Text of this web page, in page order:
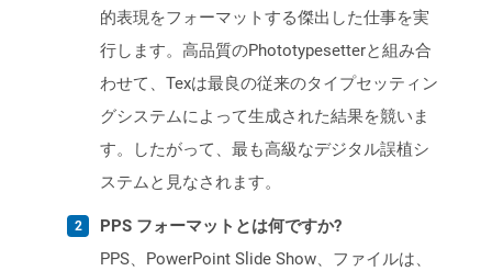
的表現をフォーマットする傑出した仕事を実
行します。高品質のPhototypesetterと組み合
わせて、Texは最良の従来のタイプセッティン
グシステムによって生成された結果を競いま
す。したがって、最も高級なデジタル誤植シ
ステムと見なされます。
PPS フォーマットとは何ですか?
PPS、PowerPoint Slide Show、ファイルは、